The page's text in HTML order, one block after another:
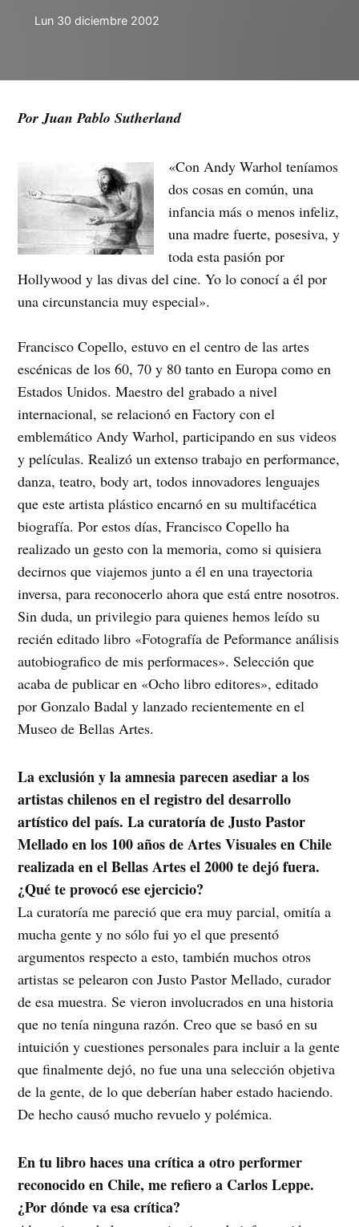
Lun 30 diciembre 2002
Por Juan Pablo Sutherland
«Con Andy Warhol teníamos
dos cosas en común, una
infancia más o menos infeliz,
una madre fuerte, posesiva, y
toda esta pasión por
Hollywood y las divas del cine. Yo lo conocí a él por
una circunstancia muy especial».
Francisco Copello, estuvo en el centro de las artes
escénicas de los 60, 70 y 80 tanto en Europa como en
Estados Unidos. Maestro del grabado a nivel
internacional, se relacionó en Factory con el
emblemático Andy Warhol, participando en sus videos
y películas. Realizó un extenso trabajo en performance,
danza, teatro, body art, todos innovadores lenguajes
que este artista plástico encarnó en su multifacética
biografía. Por estos días, Francisco Copello ha
realizado un gesto con la memoria, como si quisiera
decirnos que viajemos junto a él en una trayectoria
inversa, para reconocerlo ahora que está entre nosotros.
Sin duda, un privilegio para quienes hemos leído su
recién editado libro «Fotografía de Peformance análisis
autobiografico de mis performaces». Selección que
acaba de publicar en «Ocho libro editores», editado
por Gonzalo Badal y lanzado recientemente en el
Museo de Bellas Artes.
La exclusión y la amnesia parecen asediar a los
artistas chilenos en el registro del desarrollo
artístico del país. La curatoría de Justo Pastor
Mellado en los 100 años de Artes Visuales en Chile
realizada en el Bellas Artes el 2000 te dejó fuera.
¿Qué te provocó ese ejercicio?
La curatoría me pareció que era muy parcial, omitía a
mucha gente y no sólo fui yo el que presentó
argumentos respecto a esto, también muchos otros
artistas se pelearon con Justo Pastor Mellado, curador
de esa muestra. Se vieron involucrados en una historia
que no tenía ninguna razón. Creo que se basó en su
intuición y cuestiones personales para incluir a la gente
que finalmente dejó, no fue una una selección objetiva
de la gente, de lo que deberían haber estado haciendo.
De hecho causó mucho revuelo y polémica.
En tu libro haces una crítica a otro performer
reconocido en Chile, me refiero a Carlos Leppe.
¿Por dónde va esa crítica?